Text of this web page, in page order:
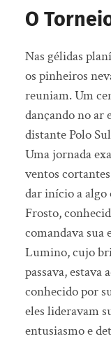
O
Nas gélidas
os pinheiros
reuniam. Um
dançando no ar
distante Polo
Uma jornada
ventos
dar início a
Frosto,
comandava
Lumino, cujo
passava, estava
conhecido por
eles lideravam
entusiasmo e